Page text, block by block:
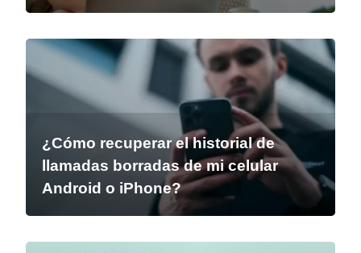
¿Cómo recuperar el historial de
llamadas borradas de mi celular
Android o iPhone?